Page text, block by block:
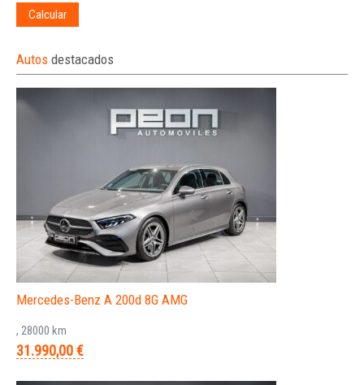
Calcular
Autos destacados
Mercedes-Benz A 200d 8G AMG
, 28000 km
31.990,00 €